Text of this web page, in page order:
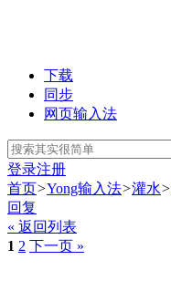
下载
同步
网页输入法
登录注册
首页>Yong输入法>灌水>
回复
« 返回列表
1 2 下一页 »